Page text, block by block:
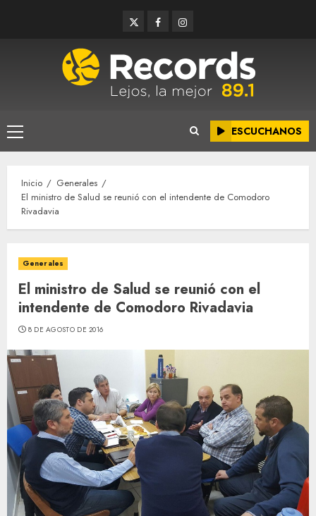
TwitterFacebookInstagram
Menú
principal
ESCUCHANOS
Inicio
Generales
El ministro de Salud se reunió con el intendente de Comodoro
Rivadavia
Generales
El ministro de Salud se reunió con el
intendente de Comodoro Rivadavia
8 DE AGOSTO DE 2016